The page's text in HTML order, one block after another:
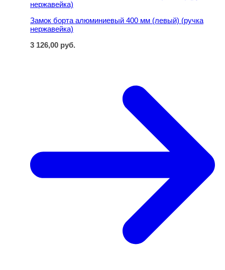
Замок борта алюминиевый 400 мм (левый) (ручка
нержавейка)
3 126,00 руб.